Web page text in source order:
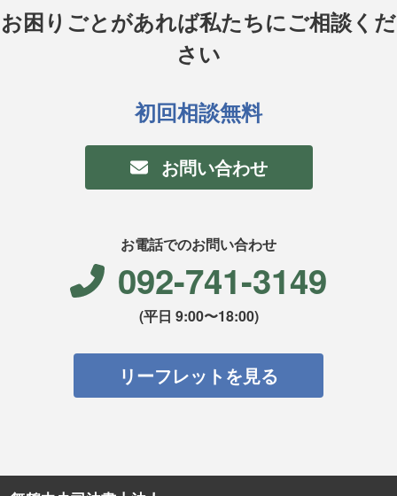
お困りごとがあれば私たちにご相談くだ
さい
初回相談無料
お問い合わせ
お電話でのお問い合わせ
092-741-3149
(平日 9:00〜18:00)
リーフレットを見る